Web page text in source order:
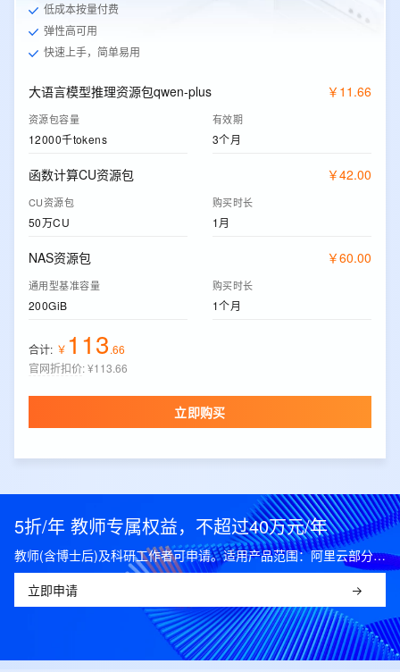
低成本按量付费
弹性高可用
快速上手，简单易用
大语言模型推理资源包qwen-plus ￥ 11 .66
资源包容量
12000千tokens
有效期
3个月
函数计算CU资源包 ￥42.00
CU资源包
50万CU
购买时长
1月
NAS资源包 ￥60.00
通用型基准容量
200GiB
购买时长
1个月
合计: ￥ 113.66
官网折扣价:¥113.66
立即购买
5折/年 教师专属权益，不超过40万元/年
教师(含博士后)及科研工作者可申请。适用产品范围：阿里云部分公共云产品，可开科研发票。
立即申请